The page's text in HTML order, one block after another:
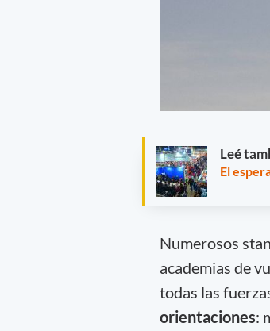
Leé
El
Numerosos
academias de
todas las
orientaciones: